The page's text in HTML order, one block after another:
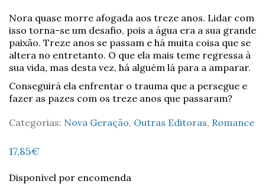
Nora quase morre afogada aos treze anos. Lidar com
isso torna-se um desafio, pois a água era a sua grande
paixão. Treze anos se passam e há muita coisa que se
altera no entretanto. O que ela mais teme regressa à
sua vida, mas desta vez, há alguém lá para a amparar.
Conseguirá ela enfrentar o trauma que a persegue e
fazer as pazes com os treze anos que passaram?
Categorias: Nova Geração, Outras Editoras, Romance
17,85€
Disponível por encomenda